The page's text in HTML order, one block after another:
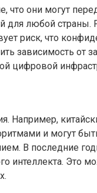
они могут
любой
риск, что
зависимость
цифровой
и могут
В последние
интеллекта.